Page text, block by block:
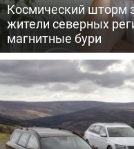
Космический шторм
жители северных
магнитные бури